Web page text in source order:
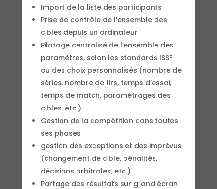
Import de la liste des participants
Prise de contrôle de l’ensemble des
cibles depuis un ordinateur
Pilotage centralisé de l’ensemble des
paramètres, selon les standards ISSF
ou des choix personnalisés (nombre de
séries, nombre de tirs, temps d’essai,
temps de match, paramétrages des
cibles, etc.)
Gestion de la compétition dans toutes
ses phases
gestion des exceptions et des imprévus
(changement de cible, pénalités,
décisions arbitrales, etc.)
Partage des résultats sur grand écran